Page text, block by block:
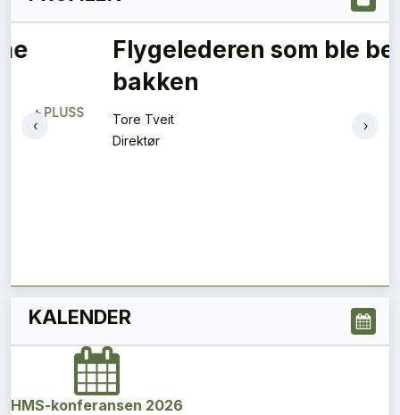
‹ ›
KALENDER
HMS-konferansen 2026